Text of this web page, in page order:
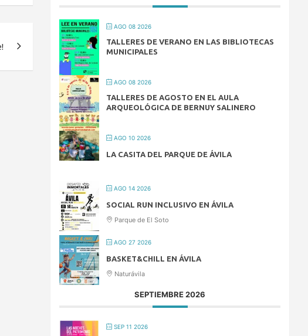
AGO 08 2026
TALLERES DE VERANO EN LAS BIBLIOTECAS
MUNICIPALES
AGO 08 2026
TALLERES DE AGOSTO EN EL AULA
ARQUEOLÓGICA DE BERNUY SALINERO
AGO 10 2026
LA CASITA DEL PARQUE DE ÁVILA
AGO 14 2026
SOCIAL RUN INCLUSIVO EN ÁVILA
Parque de El Soto
AGO 27 2026
BASKET&CHILL EN ÁVILA
Naturávila
SEPTIEMBRE 2026
SEP 11 2026